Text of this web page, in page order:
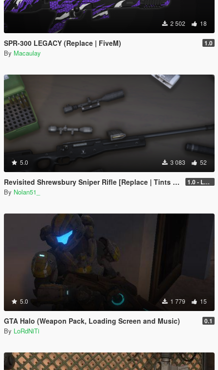
2 502 18
SPR-300 LEGACY (Replace | FiveM) 1.0
By Macaulay
5.0 3 083 52
Revisited Shrewsbury Sniper Rifle [Replace | Tints | Lore-Friendly] 1.0 - Legacy
By Nolan51_
5.0 1 779 15
GTA Halo (Weapon Pack, Loading Screen and Music) 0.1
By LoRdNiTi